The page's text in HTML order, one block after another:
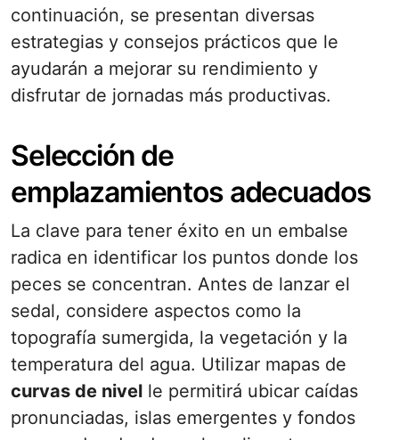
continuación, se presentan diversas
estrategias y consejos prácticos que le
ayudarán a mejorar su rendimiento y
disfrutar de jornadas más productivas.
Selección de
emplazamientos adecuados
La clave para tener éxito en un embalse
radica en identificar los puntos donde los
peces se concentran. Antes de lanzar el
sedal, considere aspectos como la
topografía sumergida, la vegetación y la
temperatura del agua. Utilizar mapas de
curvas de nivel le permitirá ubicar caídas
pronunciadas, islas emergentes y fondos